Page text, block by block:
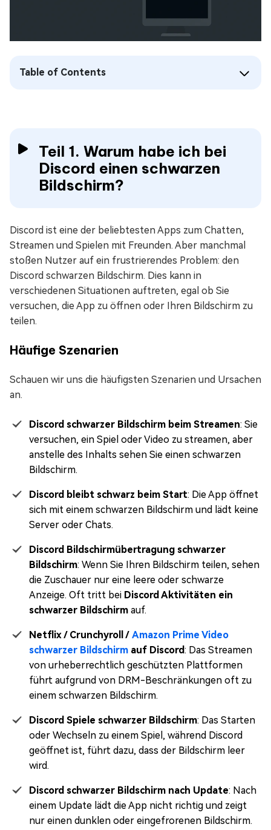
Table of Contents
Teil 1. Warum habe ich bei
Discord einen schwarzen
Bildschirm?
Discord ist eine der beliebtesten Apps zum Chatten,
Streamen und Spielen mit Freunden. Aber manchmal
stoßen Nutzer auf ein frustrierendes Problem: den
Discord schwarzen Bildschirm. Dies kann in
verschiedenen Situationen auftreten, egal ob Sie
versuchen, die App zu öffnen oder Ihren Bildschirm zu
teilen.
Häufige Szenarien
Schauen wir uns die häufigsten Szenarien und Ursachen
an.
Discord schwarzer Bildschirm beim Streamen: Sie
versuchen, ein Spiel oder Video zu streamen, aber
anstelle des Inhalts sehen Sie einen schwarzen
Bildschirm.
Discord bleibt schwarz beim Start: Die App öffnet
sich mit einem schwarzen Bildschirm und lädt keine
Server oder Chats.
Discord Bildschirmübertragung schwarzer
Bildschirm: Wenn Sie Ihren Bildschirm teilen, sehen
die Zuschauer nur eine leere oder schwarze
Anzeige. Oft tritt bei Discord Aktivitäten ein
schwarzer Bildschirm auf.
Netflix / Crunchyroll / Amazon Prime Video
schwarzer Bildschirm auf Discord: Das Streamen
von urheberrechtlich geschützten Plattformen
führt aufgrund von DRM-Beschränkungen oft zu
einem schwarzen Bildschirm.
Discord Spiele schwarzer Bildschirm: Das Starten
oder Wechseln zu einem Spiel, während Discord
geöffnet ist, führt dazu, dass der Bildschirm leer
wird.
Discord schwarzer Bildschirm nach Update: Nach
einem Update lädt die App nicht richtig und zeigt
nur einen dunklen oder eingefrorenen Bildschirm.